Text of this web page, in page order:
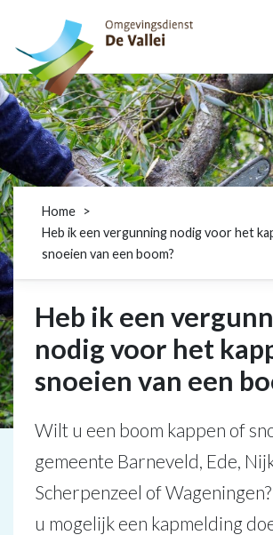
Omgevingsdienst De Vallei
Home
Heb ik een vergunning nodig voor het
snoeien van een boom?
Heb ik een
nodig voor het
snoeien van een
Wilt u een boom kappen of
gemeente Barneveld, Ede,
Scherpenzeel of
u mogelijk een kapmelding